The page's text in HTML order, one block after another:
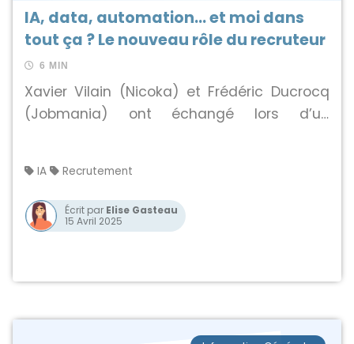
IA, data, automation… et moi dans
tout ça ? Le nouveau rôle du recruteur
6 MIN
Xavier Vilain (Nicoka) et Frédéric Ducrocq
(Jobmania) ont échangé lors d’un
rédaction d’annonces, relation candidat…
un regard croisé sur les évolutions
technologiques et le rôle de l’humain dans
IA Recrutement
Écrit par Elise Gasteau
15 Avril 2025